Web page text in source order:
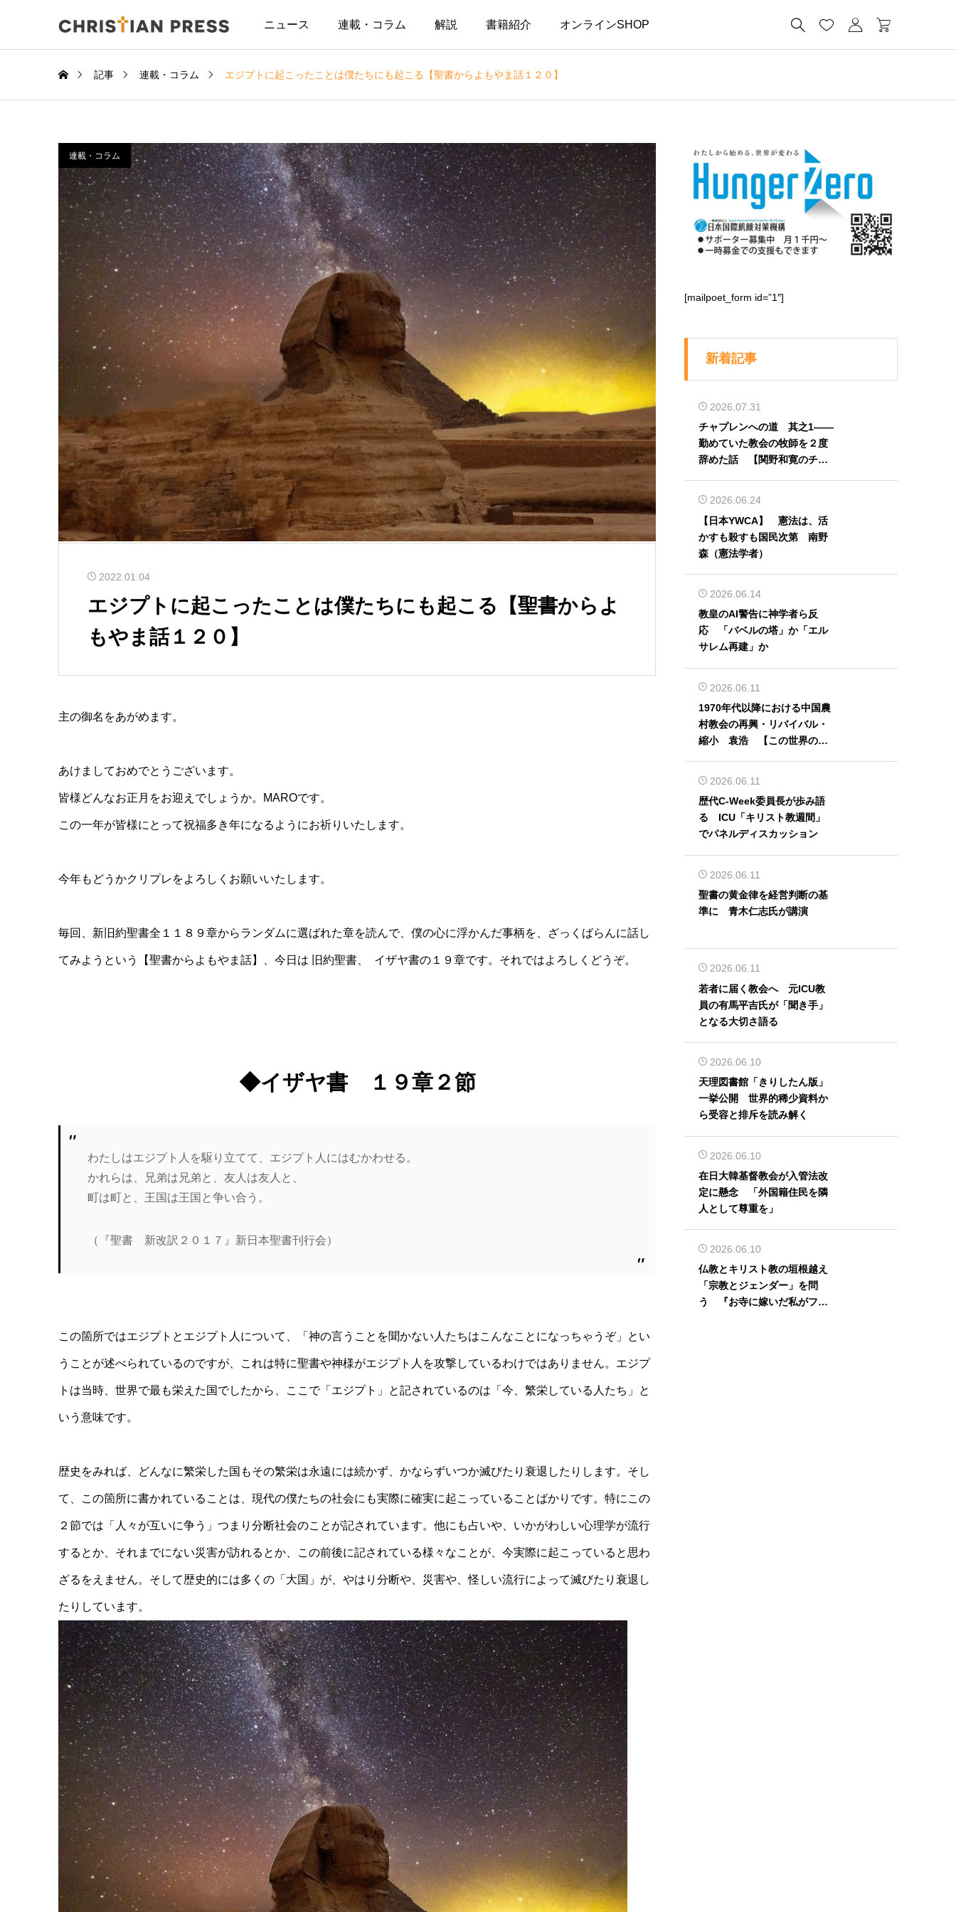
ニュース 連載・コラム 解説 書籍紹介 オンラインSHOP    
記事 連載・コラム エジプトに起こったことは僕たちにも起こる【聖書からよもやま話１２０】
連載・コラム
2022.01.04
エジプトに起こったことは僕たちにも起こる【聖書からよ
もやま話１２０】
主の御名をあがめます。
あけましておめでとうございます。
皆様どんなお正月をお迎えでしょうか。MAROです。
この一年が皆様にとって祝福多き年になるようにお祈りいたします。
今年もどうかクリプレをよろしくお願いいたします。
毎回、新旧約聖書全１１８９章からランダムに選ばれた章を読んで、僕の心に浮かんだ事柄を、ざっくばらんに話し
てみようという【聖書からよもやま話】、今日は 旧約聖書、 イザヤ書の１９章です。それではよろしくどうぞ。
◆イザヤ書 １９章２節
わたしはエジプト人を駆り立てて、エジプト人にはむかわせる。
かれらは、兄弟は兄弟と、友人は友人と、
町は町と、王国は王国と争い合う。
（『聖書 新改訳２０１７』新日本聖書刊行会）
この箇所ではエジプトとエジプト人について、「神の言うことを聞かない人たちはこんなことになっちゃうぞ」とい
うことが述べられているのですが、これは特に聖書や神様がエジプト人を攻撃しているわけではありません。エジプ
トは当時、世界で最も栄えた国でしたから、ここで「エジプト」と記されているのは「今、繁栄している人たち」と
いう意味です。
歴史をみれば、どんなに繁栄した国もその繁栄は永遠には続かず、かならずいつか滅びたり衰退したりします。そし
て、この箇所に書かれていることは、現代の僕たちの社会にも実際に確実に起こっていることばかりです。特にこの
２節では「人々が互いに争う」つまり分断社会のことが記されています。他にも占いや、いかがわしい心理学が流行
するとか、それまでにない災害が訪れるとか、この前後に記されている様々なことが、今実際に起こっていると思わ
ざるをえません。そして歴史的には多くの「大国」が、やはり分断や、災害や、怪しい流行によって滅びたり衰退し
たりしています。
[mailpoet_form id=”1″]
新着記事
2026.07.31
チャプレンへの道 其之1――
勤めていた教会の牧師を２度
辞めた話 【関野和寛のチャ
2026.06.24
【日本YWCA】 憲法は、活
かすも殺すも国民次第 南野
森（憲法学者）
2026.06.14
教皇のAI警告に神学者ら反
応 「バベルの塔」か「エル
サレム再建」か
2026.06.11
1970年代以降における中国農
村教会の再興・リバイバル・
縮小 袁浩 【この世界の片
2026.06.11
歴代C-Week委員長が歩み語
る ICU「キリスト教週間」
でパネルディスカッション
2026.06.11
聖書の黄金律を経営判断の基
準に 青木仁志氏が講演
2026.06.11
若者に届く教会へ 元ICU教
員の有馬平吉氏が「聞き手」
となる大切さ語る
2026.06.10
天理図書館「きりしたん版」
一挙公開 世界的稀少資料か
ら受容と排斥を読み解く
2026.06.10
在日大韓基督教会が入管法改
定に懸念 「外国籍住民を隣
人として尊重を」
2026.06.10
仏教とキリスト教の垣根越え
「宗教とジェンダー」を問
う 『お寺に嫁いだ私がフェ